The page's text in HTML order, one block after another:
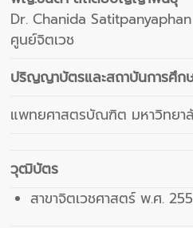
Dr. Chanida Satitpanyaphan
ศูนย์จิตเวช
ปริญญาบัตรและสถาบันการศึก
แพทยศาสตรบัณฑิต มหาวิทยา
วุฒิบัตร
สาขาจิตเวชศาสตร์ พ.ศ.